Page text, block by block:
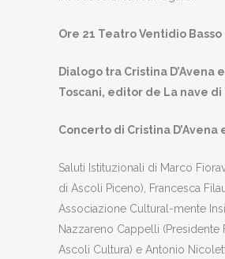
Ore 21 Teatro Ventidio Basso
Dialogo tra Cristina D’Avena
Toscani, editor de La nave di
Concerto di Cristina D’Avena
Saluti Istituzionali di Marco
di Ascoli Piceno), Francesca
Associazione Cultural-mente
Nazzareno Cappelli (Presidente
Ascoli Cultura) e Antonio